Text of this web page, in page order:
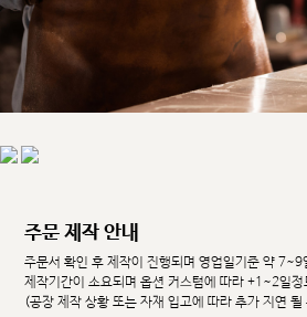
주문 제작 안내
주문서 확인 후 제작이 진행되며 영업일기준 약
제작기간이 소요되며 옵션 커스텀에 따라 +1~2일정
(공장 제작 상황 또는 자재 입고에 따라 추가 지연